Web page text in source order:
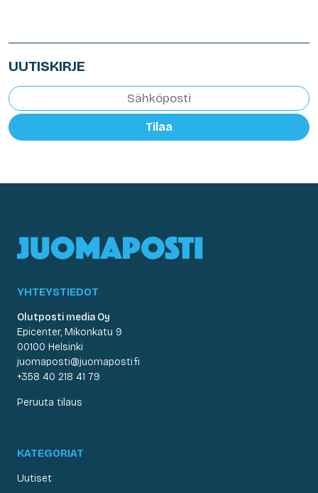
UUTISKIRJE
Tilaa
YHTEYSTIEDOT
Olutposti media Oy
Epicenter, Mikonkatu 9
00100 Helsinki
juomaposti@juomaposti.fi
+358 40 218 41 79
Peruuta tilaus
KATEGORIAT
Uutiset